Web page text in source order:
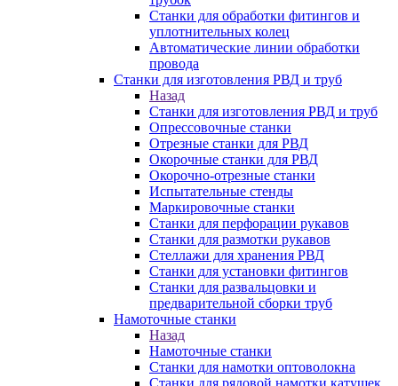
Станки для обработки фитингов и
уплотнительных колец
Автоматические линии обработки
провода
Станки для изготовления РВД и труб
Назад
Станки для изготовления РВД и труб
Опрессовочные станки
Отрезные станки для РВД
Окорочные станки для РВД
Окорочно-отрезные станки
Испытательные стенды
Маркировочные станки
Станки для перфорации рукавов
Станки для размотки рукавов
Стеллажи для хранения РВД
Станки для установки фитингов
Станки для развальцовки и
предварительной сборки труб
Намоточные станки
Назад
Намоточные станки
Станки для намотки оптоволокна
Станки для рядовой намотки катушек